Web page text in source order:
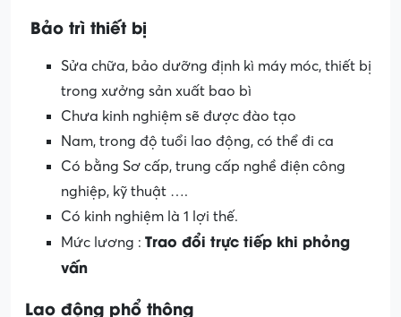
Bảo trì thiết bị
Sửa chữa, bảo dưỡng định kì máy móc, thiết bị
trong xưởng sản xuất bao bì
Chưa kinh nghiệm sẽ được đào tạo
Nam, trong độ tuổi lao động, có thể đi ca
Có bằng Sơ cấp, trung cấp nghề điện công
nghiệp, kỹ thuật ….
Có kinh nghiệm là 1 lợi thế.
Mức lương : Trao đổi trực tiếp khi phỏng
vấn
Lao động phổ thông